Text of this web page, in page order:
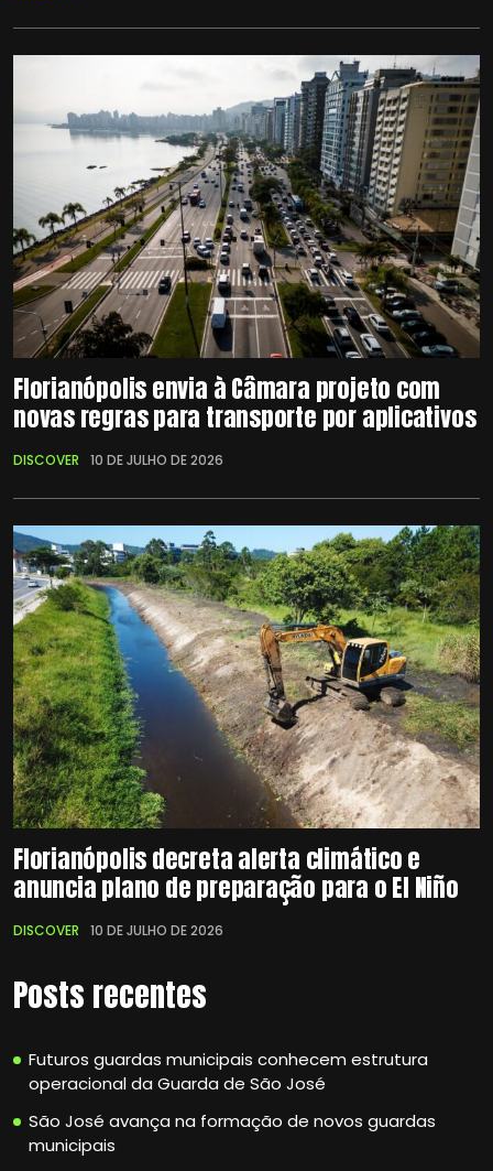
Florianópolis envia à Câmara projeto com
novas regras para transporte por aplicativos
DISCOVER 10 DE JULHO DE 2026
Florianópolis decreta alerta climático e
anuncia plano de preparação para o El Niño
DISCOVER 10 DE JULHO DE 2026
Posts recentes
Futuros guardas municipais conhecem estrutura
operacional da Guarda de São José
São José avança na formação de novos guardas
municipais